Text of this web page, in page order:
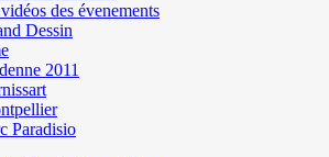
des évenements
Dessin
2011
Paradisio